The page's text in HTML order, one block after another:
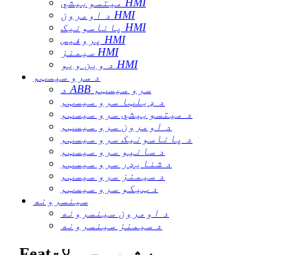
د اومرون HMI
پاناسونیک HMI
پروفیس HMI
سیمنز HMI
د وین ویو HMI
د سرو سیسټم
د ABB سرو سیسټم
د ډیلټا سرو سیسټم
د میتسوبیشي سرو سیسټم
د اومرون سرو سیسټم
د پاناسونیک سرو سیسټم
د سانیو سرو سیسټم
د شنایډر سرو سیسټم
د سیمنز سرو سیسټم
د ټیکو سرو سیسټم
سینسرونه
د اومرون سینسرونه
د سیمنز سینسرونه